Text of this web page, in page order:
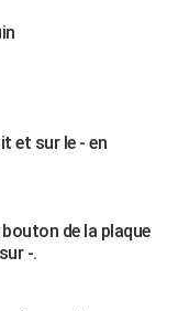
et sur le - en
de la plaque
-.